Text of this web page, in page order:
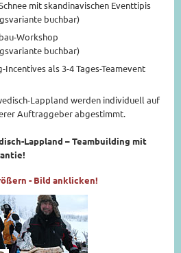
mit skandinavischen Eventtipis
buchbar)
Workshop
buchbar)
als 3-4 Tages-Teamevent
Lappland werden individuell auf
Auftraggeber abgestimmt.
Lappland – Teambuilding mit
- Bild anklicken!